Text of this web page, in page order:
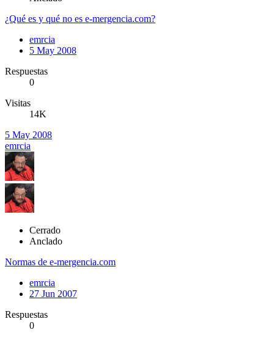
¿Qué es y qué no es e-mergencia.com?
emrcia
5 May 2008
Respuestas
0
Visitas
14K
5 May 2008
emrcia
Cerrado
Anclado
Normas de e-mergencia.com
emrcia
27 Jun 2007
Respuestas
0